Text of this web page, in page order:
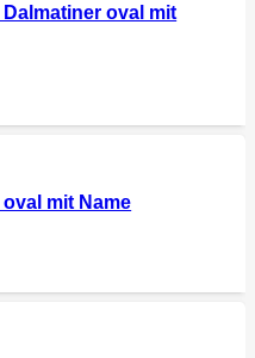
oval mit
mit Name